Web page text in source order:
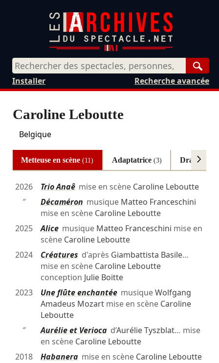
Recherche avancée
Installer
Caroline Leboutte
Belgique
Metteuse en scène(11) Adaptatrice (3)
2026 Trio Anaêmise en scène Caroline Leboutte
″
Décaméron musique Matteo Franceschini
mise en scène Caroline Leboutte
2025
Alicemusique Matteo Franceschini mise en
scène Caroline Leboutte
2024
Créatures d'après Giambattista Basile…
mise en scène Caroline Leboutte
conception Julie Boitte
2023
Une flûte enchantéemusiqueWolfgang
Amadeus Mozartmise en scène Caroline
Leboutte
″
Aurélie et Veriocad’Aurélie Tyszblat… mise
en scène Caroline Leboutte
2018
Habaneramise en scène Caroline Leboutte